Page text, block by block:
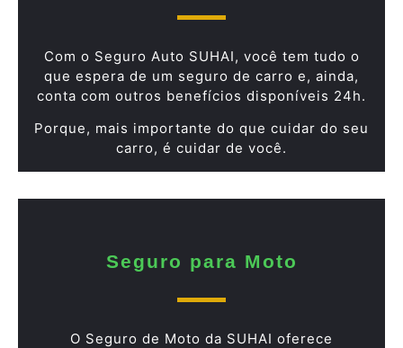
Com o Seguro Auto SUHAI, você tem tudo o
que espera de um seguro de carro e, ainda,
conta com outros benefícios disponíveis 24h.
Porque, mais importante do que cuidar do seu
carro, é cuidar de você.
Seguro para Moto
O Seguro de Moto da SUHAI oferece